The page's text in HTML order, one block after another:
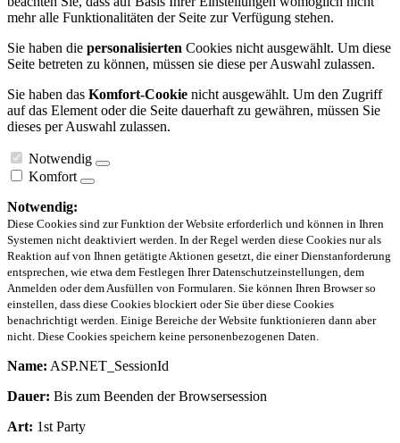
mehr alle Funktionalitäten der Seite zur Verfügung stehen.
Sie haben die personalisierten Cookies nicht ausgewählt. Um diese
Seite betreten zu können, müssen sie diese per Auswahl zulassen.
Sie haben das Komfort-Cookie nicht ausgewählt. Um den Zugriff
auf das Element oder die Seite dauerhaft zu gewähren, müssen Sie
dieses per Auswahl zulassen.
Notwendig
Komfort
Notwendig:
Diese Cookies sind zur Funktion der Website erforderlich und können in Ihren
Systemen nicht deaktiviert werden. In der Regel werden diese Cookies nur als
Reaktion auf von Ihnen getätigte Aktionen gesetzt, die einer Dienstanforderung
entsprechen, wie etwa dem Festlegen Ihrer Datenschutzeinstellungen, dem
Anmelden oder dem Ausfüllen von Formularen. Sie können Ihren Browser so
einstellen, dass diese Cookies blockiert oder Sie über diese Cookies
benachrichtigt werden. Einige Bereiche der Website funktionieren dann aber
nicht. Diese Cookies speichern keine personenbezogenen Daten.
Name: ASP.NET_SessionId
Dauer: Bis zum Beenden der Browsersession
Art: 1st Party